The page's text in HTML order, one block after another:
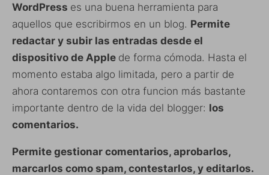
WordPress es una buena herramienta para
aquellos que escribirmos en un blog. Permite
redactar y subir las entradas desde el
dispositivo de Apple de forma cómoda. Hasta el
momento estaba algo limitada, pero a partir de
ahora contaremos con otra funcion más bastante
importante dentro de la vida del blogger: los
comentarios.
Permite gestionar comentarios, aprobarlos,
marcarlos como spam, contestarlos, y editarlos.